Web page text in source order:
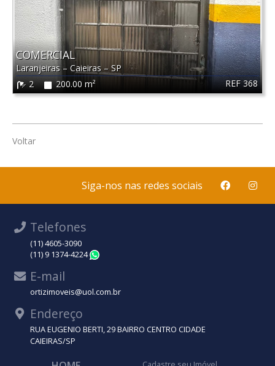
REF 368
COMERCIAL
Laranjeiras – Caieiras– SP
2
200.00 m²
Voltar
Siga-nos nas redes sociais
Telefones
(11) 4605-3090
(11) 9 1374-4224
E-mail
ortizimoveis@uol.com.br
Endereço
RUA EUGENIO BERTI, 29 BAIRRO CENTRO CIDADE
CAIEIRAS/SP